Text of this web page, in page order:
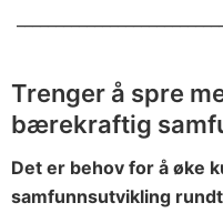
Trenger å spre
bærekraftig
Det er behov for å øke
samfunnsutvikling